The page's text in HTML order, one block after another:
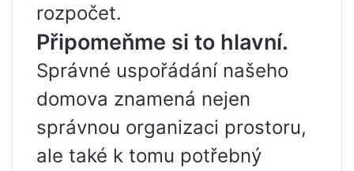
rozpočet.
Připomeňme si to hlavní.
Správné uspořádání našeho
domova znamená nejen
správnou organizaci prostoru,
ale také k tomu potřebný